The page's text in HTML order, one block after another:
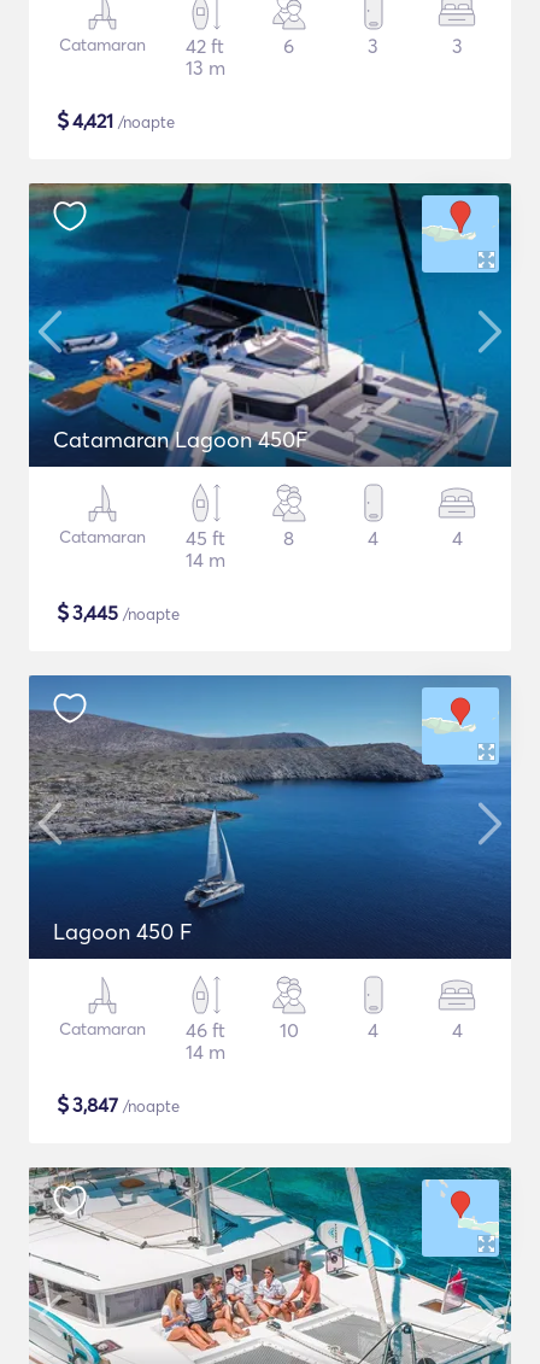
Catamaran
42 ft
13 m
6 3 3
$4,421 /noapte
Catamaran Lagoon 450F
Catamaran
45 ft
14 m
8 4 4
$3,445 /noapte
Lagoon 450 F
Catamaran
46 ft
14 m
10 4 4
$3,847 /noapte